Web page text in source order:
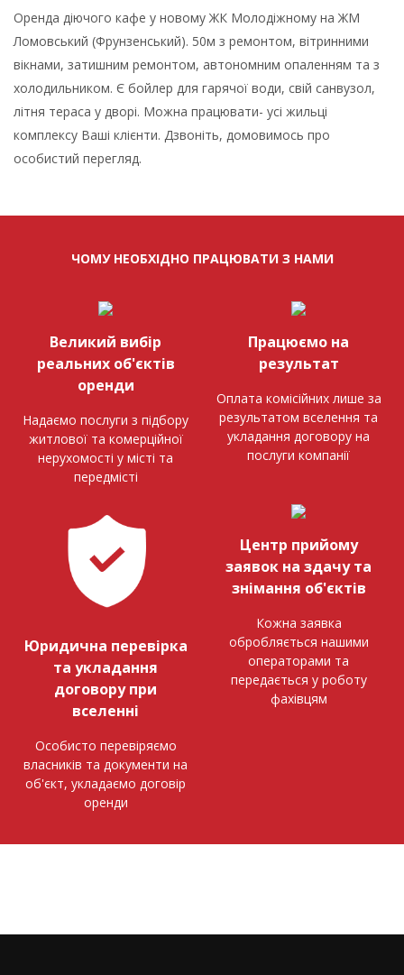
Оренда діючого кафе у новому ЖК Молодіжному на ЖМ
Ломовський (Фрунзенський). 50м з ремонтом, вітринними
вікнами, затишним ремонтом, автономним опаленням та з
холодильником. Є бойлер для гарячої води, свій санвузол,
літня тераса у дворі. Можна працювати- усі жильці
комплексу Ваші клієнти. Дзвоніть, домовимось про
особистий перегляд.
ЧОМУ НЕОБХІДНО ПРАЦЮВАТИ З НАМИ
Великий вибір
реальних об'єктів
оренди
Надаємо послуги з підбору
житлової та комерційної
нерухомості у місті та
передмісті
Працюємо на
результат
Оплата комісійних лише за
результатом вселення та
укладання договору на
послуги компанії
Юридична перевірка
та укладання
договору при
вселенні
Особисто перевіряємо
власників та документи на
об'єкт, укладаємо договір
оренди
Центр прийому
заявок на здачу та
знімання об'єктів
Кожна заявка
обробляється нашими
операторами та
передається у роботу
фахівцям